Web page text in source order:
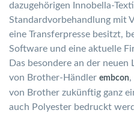
dazugehörigen Innobella-
Standardvorbehandlung mit
eine Transferpresse besitzt,
Software und eine aktuelle
Das besondere an der
von Brother-Händler embcon,
von Brother zukünftig ganz
auch Polyester bedruckt